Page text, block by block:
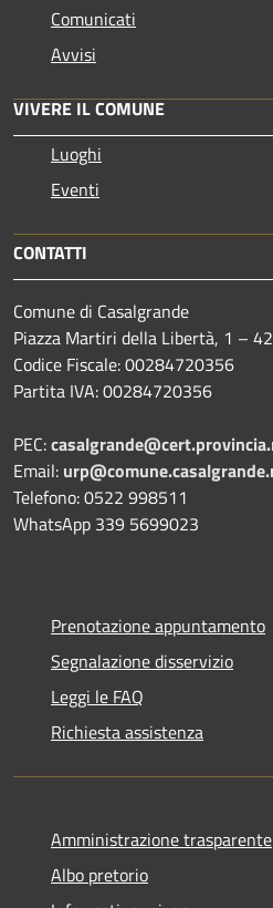
Comunicati
Avvisi
VIVERE IL COMUNE
Luoghi
Eventi
CONTATTI
Comune di Casalgrande
Piazza Martiri della Libertà, 1 –
Codice Fiscale: 00284720356
Partita IVA: 00284720356
PEC:
Email:
Telefono: 0522 998511
WhatsApp 339 5699023
Prenotazione appuntamento
Segnalazione disservizio
Leggi le FAQ
Richiesta assistenza
Amministrazione trasparente
Albo pretorio